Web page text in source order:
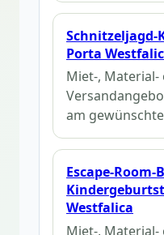
Porta
Miet-, Material-
am
Escape-Room-
Westfalica
Miet-, Material-